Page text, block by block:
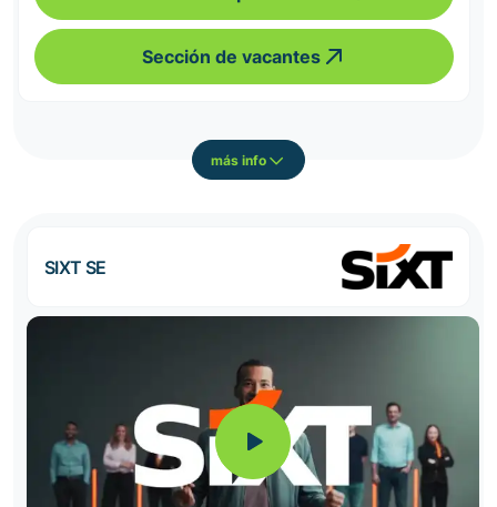
Sección de vacantes
más info
SIXT SE